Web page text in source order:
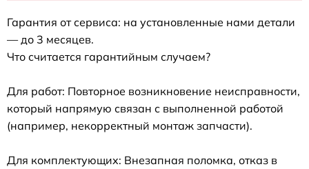
Гарантия от сервиса: на установленные нами детали
— до 3 месяцев.
Что считается гарантийным случаем?
Для работ: Повторное возникновение неисправности,
который напрямую связан с выполненной работой
(например, некорректный монтаж запчасти).
Для комплектующих: Внезапная поломка, отказ в